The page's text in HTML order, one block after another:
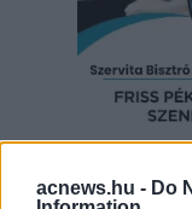
acnews.hu - Do
Hirdetés